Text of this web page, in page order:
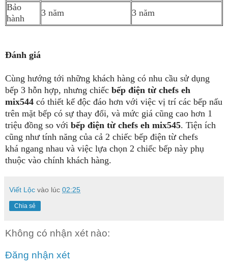
Bảo
hành
3 năm 3 năm
Đánh giá
Cùng hướng tới những khách hàng có nhu cầu sử dụng
bếp 3 hỗn hợp, nhưng chiếc bếp điện từ chefs eh
mix544 có thiết kế độc đáo hơn với việc vị trí các bếp nấu
trên mặt bếp có sự thay đổi, và mức giá cũng cao hơn 1
triệu đồng so với bếp điện từ chefs eh mix545. Tiện ích
cũng như tính năng của cả 2 chiếc bếp điện từ chefs
khá ngang nhau và việc lựa chọn 2 chiếc bếp này phụ
thuộc vào chính khách hàng.
Viết Lộc vào lúc 02:25
Chia sẻ
Không có nhận xét nào:
Đăng nhận xét